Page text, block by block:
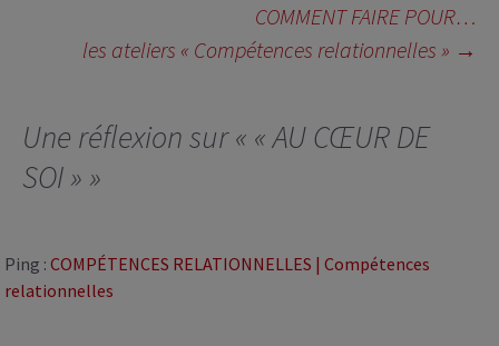
COMMENT FAIRE POUR…
les ateliers « Compétences relationnelles » →
Une réflexion sur « « AU CŒUR DE
SOI » »
Ping : COMPÉTENCES RELATIONNELLES | Compétences
relationnelles